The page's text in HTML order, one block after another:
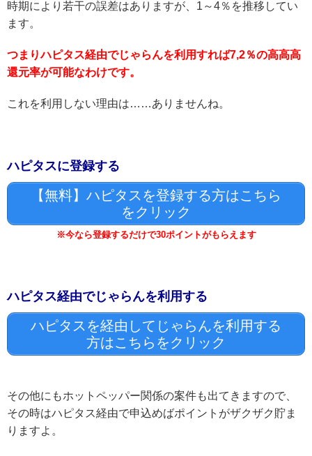
時期により若干の誤差はありますが、1～4％を推移してい
ます。
つまりハピタス経由でじゃらんを利用すれば7,2％の高高高
還元率が可能なわけです。
これを利用しない理由は……ありませんね。
ハピタスに登録する
【無料】ハピタスを登録する方はこちら
をクリック
※今なら登録するだけで30ポイントがもらえます
ハピタス経由でじゃらんを利用する
ハピタスを経由してじゃらんを利用する
方はこちらをクリック
その他にもホットペッパー関係の案件も出てきますので、
その時はハピタス経由で申込めばポイントがザクザク貯ま
りますよ。